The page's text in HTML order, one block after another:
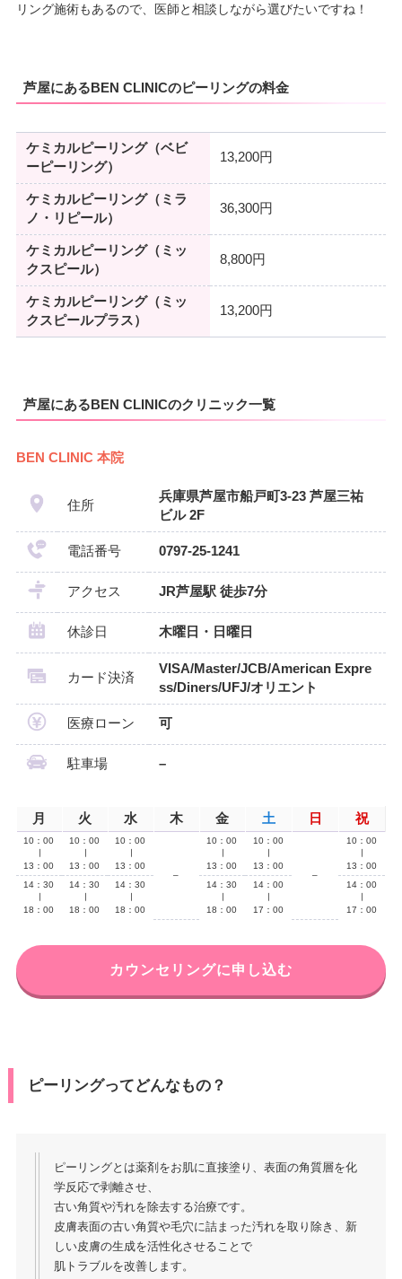
リング施術もあるので、医師と相談しながら選びたいですね！
芦屋にあるBEN CLINICのピーリングの料金
ケミカルピーリング（ベビ
ーピーリング）
13,200円
ケミカルピーリング（ミラ
ノ・リピール）
36,300円
ケミカルピーリング（ミッ
クスピール）
8,800円
ケミカルピーリング（ミッ
クスピールプラス）
13,200円
芦屋にあるBEN CLINICのクリニック一覧
BEN CLINIC 本院
住所
兵庫県芦屋市船戸町3-23 芦屋三祐
ビル 2F
電話番号 0797-25-1241
アクセス JR芦屋駅 徒歩7分
休診日 木曜日・日曜日
カード決済
VISA/Master/JCB/American Expre
ss/Diners/UFJ/オリエント
医療ローン 可
駐車場 –
月 火 水 木 金 土 日 祝
10：00
13：00
10：00
13：00
10：00
13：00
–
10：00
13：00
10：00
13：00
–
10：00
13：00
14：30
18：00
14：30
18：00
14：30
18：00
14：30
18：00
14：00
17：00
14：00
17：00
カウンセリングに申し込む
ピーリングってどんなもの？
ピーリングとは薬剤をお肌に直接塗り、表面の角質層を化
学反応で剥離させ、
古い角質や汚れを除去する治療です。
皮膚表面の古い角質や毛穴に詰まった汚れを取り除き、新
しい皮膚の生成を活性化させることで
肌トラブルを改善します。